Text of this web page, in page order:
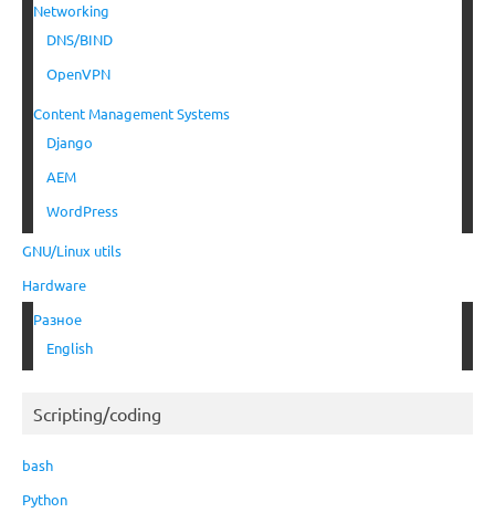
Networking
DNS/BIND
OpenVPN
Content Management Systems
Django
AEM
WordPress
GNU/Linux utils
Hardware
Разное
English
Scripting/coding
bash
Python